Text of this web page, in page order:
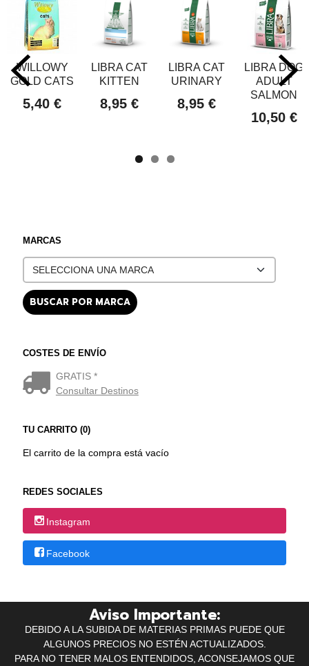
MARCAS
COSTES DE ENVÍO
GRATIS *
Consultar Destinos
TU CARRITO (0)
El carrito de la compra está vacío
REDES SOCIALES
Instagram
Facebook
WILLOWY
GOLD CATS
5,40 €
LIBRA CAT
KITTEN
8,95 €
LIBRA CAT
URINARY
8,95 €
LIBRA DOG
ADULT
SALMON
10,50 €
Aviso Importante:
DEBIDO A LA SUBIDA DE MATERIAS PRIMAS PUEDE QUE
ALGUNOS PRECIOS NO ESTÉN ACTUALIZADOS.
PARA NO TENER MALOS ENTENDIDOS, ACONSEJAMOS QUE